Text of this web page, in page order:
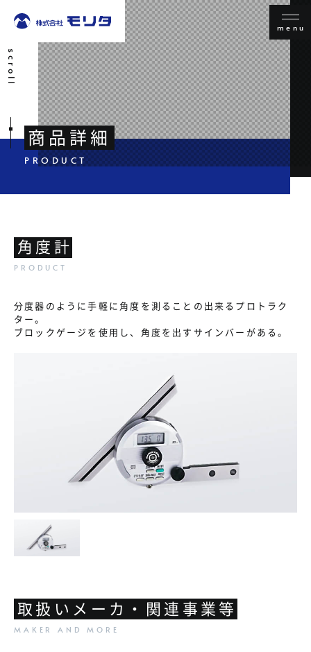
scroll
menu
商品詳細
角度計
分度器のように手軽に角度を測ることの出来るプロトラク
ター。
ブロックゲージを使用し、角度を出すサインバーがある。
取扱いメーカ・関連事業等